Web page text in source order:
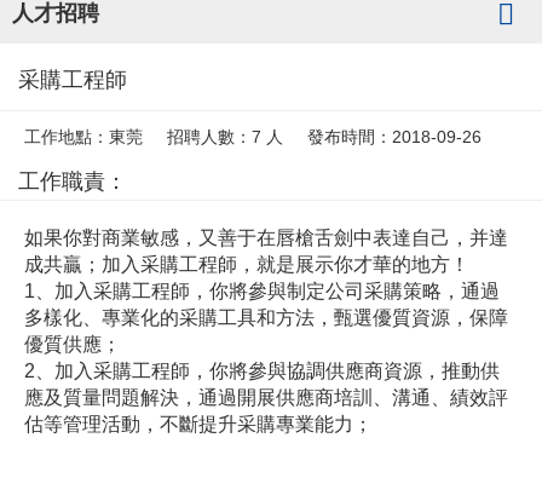
人才招聘
采購工程師
工作地點：東莞 招聘人數：7 人 發布時間：2018-09-26
工作職責：
如果你對商業敏感，又善于在唇槍舌劍中表達自己，并達
成共贏；加入采購工程師，就是展示你才華的地方！
1、加入采購工程師，你將參與制定公司采購策略，通過
多樣化、專業化的采購工具和方法，甄選優質資源，保障
優質供應；
2、加入采購工程師，你將參與協調供應商資源，推動供
應及質量問題解決，通過開展供應商培訓、溝通、績效評
估等管理活動，不斷提升采購專業能力；